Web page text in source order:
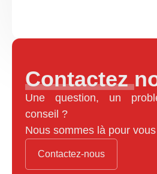
Contactez
Une question, un
conseil ?
Nous sommes là pour
Contactez-nous